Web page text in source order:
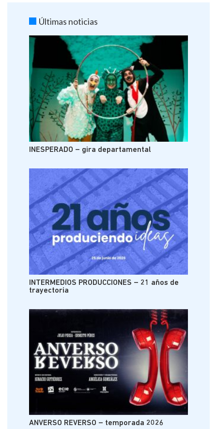
Últimas noticias
INESPERADO – gira departamental
INTERMEDIOS PRODUCCIONES – 21 años de
trayectoria
ANVERSO REVERSO – temporada 2026